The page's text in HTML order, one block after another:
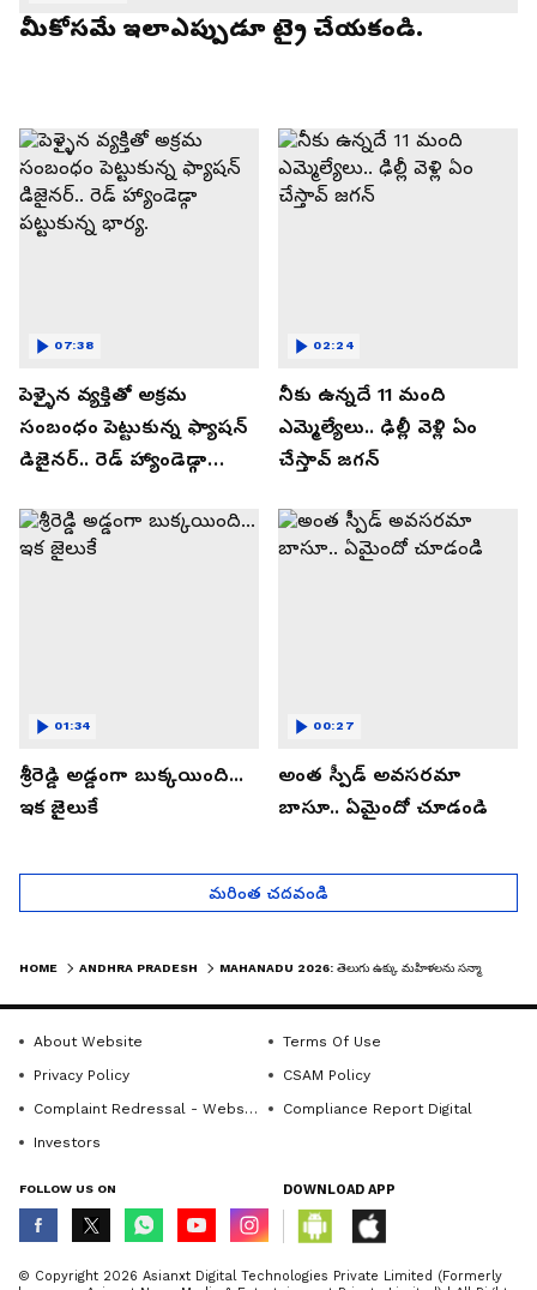
మీకోసమే ఇలాఎప్పుడూ ట్రై చేయకండి.
పెళ్ళైన వ్యక్తితో అక్రమ
సంబంధం పెట్టుకున్న ఫ్యాషన్
డిజైనర్.. రెడ్ హ్యాండెడ్గా
07:38
నీకు ఉన్నదే 11 మంది
ఎమ్మెల్యేలు.. ఢిల్లీ వెళ్లి ఏం
చేస్తావ్ జగన్
02:24
శ్రీరెడ్డి అడ్డంగా బుక్కయింది...
ఇక జైలుకే
01:34
అంత స్పీడ్ అవసరమా
బాసూ.. ఏమైందో చూడండి
00:27
మరింత చదవండి
HOME ANDHRA PRADESH
About Website
Terms Of Use
Privacy Policy
CSAM Policy
Complaint Redressal - Website
Compliance Report Digital
Investors
FOLLOW US ON DOWNLOAD APP
© Copyright 2026 Asianxt Digital Technologies Private Limited (Formerly